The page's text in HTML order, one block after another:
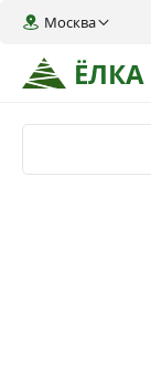
ЁЛКА
Москва